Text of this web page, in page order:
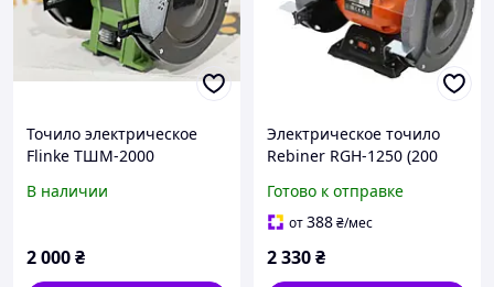
Точило электрическое
Flinke ТШМ-2000
В наличии
2 000₴
Электрическое точило
Rebiner RGH-1250 (200
Готово к отправке
от388₴/мес
2 330₴